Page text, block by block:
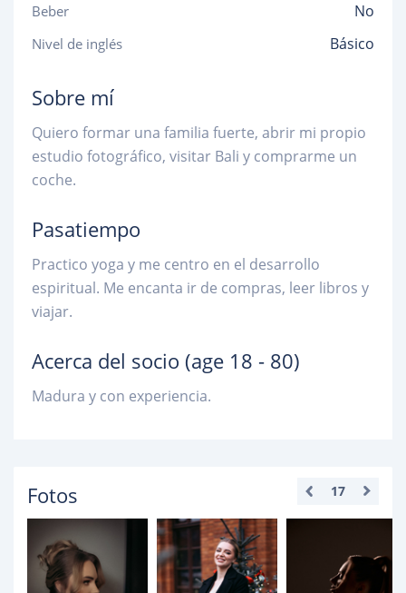
Beber No
Nivel de inglés Básico
Sobre mí
Quiero formar una familia fuerte, abrir mi propio
estudio fotográfico, visitar Bali y comprarme un
coche.
Pasatiempo
Practico yoga y me centro en el desarrollo
espiritual. Me encanta ir de compras, leer libros y
viajar.
Acerca del socio (age 18 - 80)
Madura y con experiencia.
Fotos 17